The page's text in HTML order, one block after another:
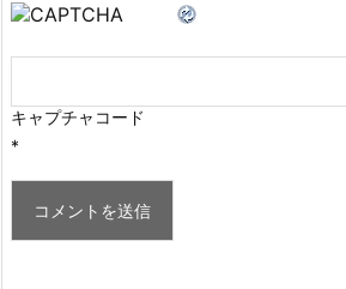
キャプチャコード
*